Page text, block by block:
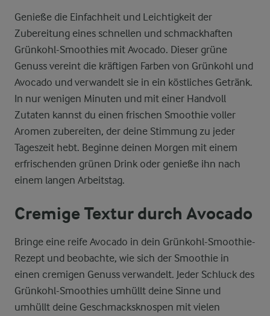
Genieße die Einfachheit und Leichtigkeit der
Zubereitung eines schnellen und schmackhaften
Grünkohl-Smoothies mit Avocado. Dieser grüne
Genuss vereint die kräftigen Farben von Grünkohl und
Avocado und verwandelt sie in ein köstliches Getränk.
In nur wenigen Minuten und mit einer Handvoll
Zutaten kannst du einen frischen Smoothie voller
Aromen zubereiten, der deine Stimmung zu jeder
Tageszeit hebt. Beginne deinen Morgen mit einem
erfrischenden grünen Drink oder genieße ihn nach
einem langen Arbeitstag.
Cremige Textur durch Avocado
Bringe eine reife Avocado in dein Grünkohl-Smoothie-
Rezept und beobachte, wie sich der Smoothie in
einen cremigen Genuss verwandelt. Jeder Schluck des
Grünkohl-Smoothies umhüllt deine Sinne und
umhüllt deine Geschmacksknospen mit vielen